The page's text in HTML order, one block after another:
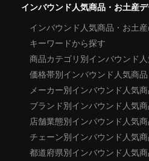
インバウンド人気商品・お土産
インバウンド人気商品・お土
キーワードから探す
商品カテゴリ別インバウンド
価格帯別インバウンド人気商
メーカー別インバウンド人気
ブランド別インバウンド人気
店舗業態別インバウンド人気
チェーン別インバウンド人気
都道府県別インバウンド人気